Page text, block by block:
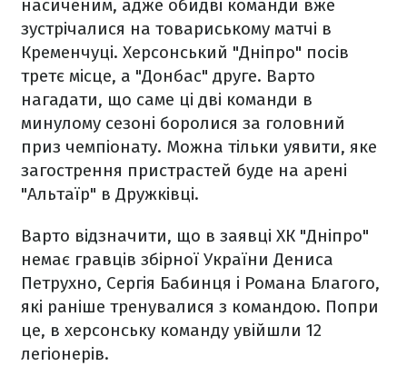
насиченим, адже обидві команди вже
зустрічалися на товариському матчі в
Кременчуці. Херсонський "Дніпро" посів
третє місце, а "Донбас" друге. Варто
нагадати, що саме ці дві команди в
минулому сезоні боролися за головний
приз чемпіонату. Можна тільки уявити, яке
загострення пристрастей буде на арені
"Альтаїр" в Дружківці.
Варто відзначити, що в заявці ХК "Дніпро"
немає гравців збірної України Дениса
Петрухно, Сергія Бабинця і Романа Благого,
які раніше тренувалися з командою. Попри
це, в херсонську команду увійшли 12
легіонерів.